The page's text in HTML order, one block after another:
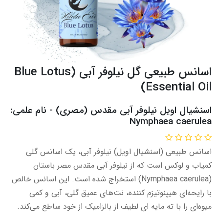
اسانس طبیعی گل نیلوفر آبی (Blue Lotus
Essential Oil)
اسنشیال اویل نیلوفر آبی مقدس (مصری) - نام علمی:
Nymphaea caerulea
اسانس طبیعی (اسنشیال اویل) نیلوفر آبی، یک اسانس گلی
کمیاب و لوکس است که از نیلوفر آبی مقدس مصر باستان
(Nymphaea caerulea) استخراج شده است. این اسانس خالص
با رایحه‌ای هیپنوتیزم‌ کننده، نت‌های عمیق گلی، آبی و کمی
میوه‌ای را با ته‌ مایه‌ ای لطیف از بالزامیک از خود ساطع می‌کند.